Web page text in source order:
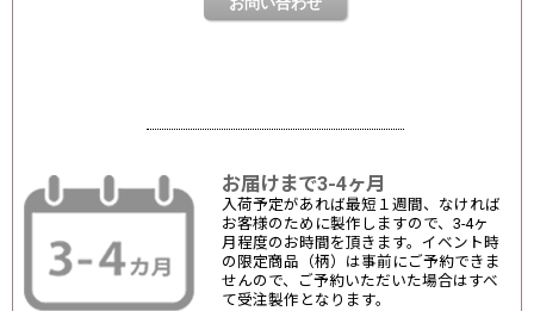
お届けまで3-4ヶ月
入荷予定があれば最短１週間、なければ
お客様のために製作しますので、3-4ヶ
月程度のお時間を頂きます。イベント時
の限定商品（柄）は事前にご予約できま
せんので、ご予約いただいた場合はすべ
て受注製作となります。